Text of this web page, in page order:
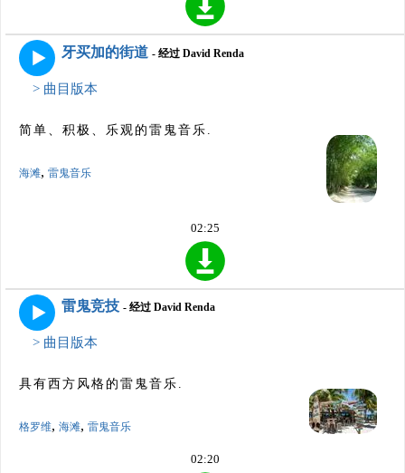
牙买加的街道 - 经过 David Renda
> 曲目版本
简单、积极、乐观的雷鬼音乐.
海滩, 雷鬼音乐
02:25
雷鬼竞技 - 经过 David Renda
> 曲目版本
具有西方风格的雷鬼音乐.
格罗维, 海滩, 雷鬼音乐
02:20